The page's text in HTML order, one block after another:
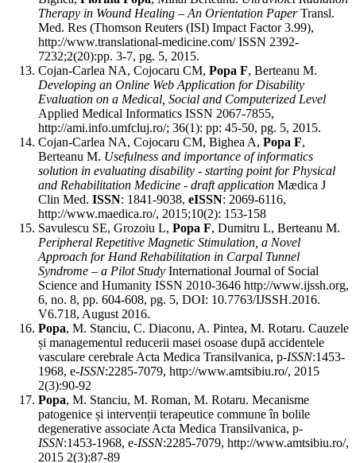
Therapy in Wound Healing – An Orientation PaperTransl.
Med. Res (Thomson Reuters (ISI) Impact Factor 3.99),
http://www.translational-medicine.com/ ISSN 2392-
7232;2(20):pp. 3-7, pg. 5, 2015.
Cojan-Carlea NA, Cojocaru CM, Popa F, Berteanu M.
Developing an Online Web Application for Disability
Evaluation on a Medical, Social and Computerized Level
Applied Medical Informatics ISSN 2067-7855,
http://ami.info.umfcluj.ro/; 36(1): pp: 45-50, pg. 5, 2015.
Cojan-Carlea NA, Cojocaru CM, Bighea A, Popa F,
Berteanu M. Usefulness and importance of informatics
solution in evaluating disability - starting point for Physical
and Rehabilitation Medicine - draft application Mædica J
Clin Med. ISSN: 1841-9038, eISSN: 2069-6116,
http://www.maedica.ro/, 2015;10(2): 153-158
Savulescu SE, Grozoiu L, Popa F, Dumitru L, Berteanu M.
Peripheral Repetitive Magnetic Stimulation, a Novel
Approach for Hand Rehabilitation in Carpal Tunnel
Syndrome – a Pilot Study International Journal of Social
Science and Humanity ISSN 2010-3646 http://www.ijssh.org,
6, no. 8, pp. 604-608, pg. 5, DOI: 10.7763/IJSSH.2016.
V6.718, August 2016.
Popa, M. Stanciu, C. Diaconu, A. Pintea, M. Rotaru. Cauzele
și managementul reducerii masei osoase după accidentele
vasculare cerebrale Acta Medica Transilvanica, p-ISSN:1453-
1968, e-ISSN:2285-7079, http://www.amtsibiu.ro/, 2015
2(3):90-92
Popa, M. Stanciu, M. Roman, M. Rotaru. Mecanisme
patogenice și intervenții terapeutice commune în bolile
degenerative associate Acta Medica Transilvanica, p-
ISSN:1453-1968, e-ISSN:2285-7079, http://www.amtsibiu.ro/,
2015 2(3):87-89